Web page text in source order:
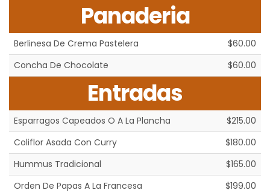
Panaderia
Berlinesa De Crema Pastelera
$60.00
Concha De Chocolate
$60.00
Entradas
Esparragos Capeados O A La Plancha
$215.00
Coliflor Asada Con Curry
$180.00
Hummus Tradicional
$165.00
Orden De Papas A La Francesa
$199.00